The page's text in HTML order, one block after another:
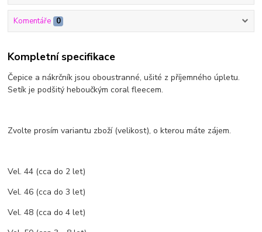
Komentáře 0
Kompletní specifikace
Čepice a nákrčník jsou oboustranné, ušité z příjemného úpletu.
Setík je podšitý heboučkým coral fleecem.
Zvolte prosím variantu zboží (velikost), o kterou máte zájem.
Vel. 44 (cca do 2 let)
Vel. 46 (cca do 3 let)
Vel. 48 (cca do 4 let)